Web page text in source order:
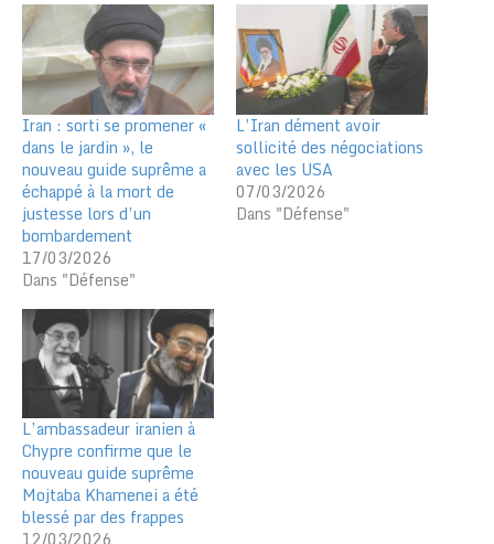
Iran : sorti se promener «
dans le jardin », le
nouveau guide suprême a
échappé à la mort de
justesse lors d’un
bombardement
17/03/2026
Dans "Défense"
L’Iran dément avoir
sollicité des négociations
avec les USA
07/03/2026
Dans "Défense"
L’ambassadeur iranien à
Chypre confirme que le
nouveau guide suprême
Mojtaba Khamenei a été
blessé par des frappes